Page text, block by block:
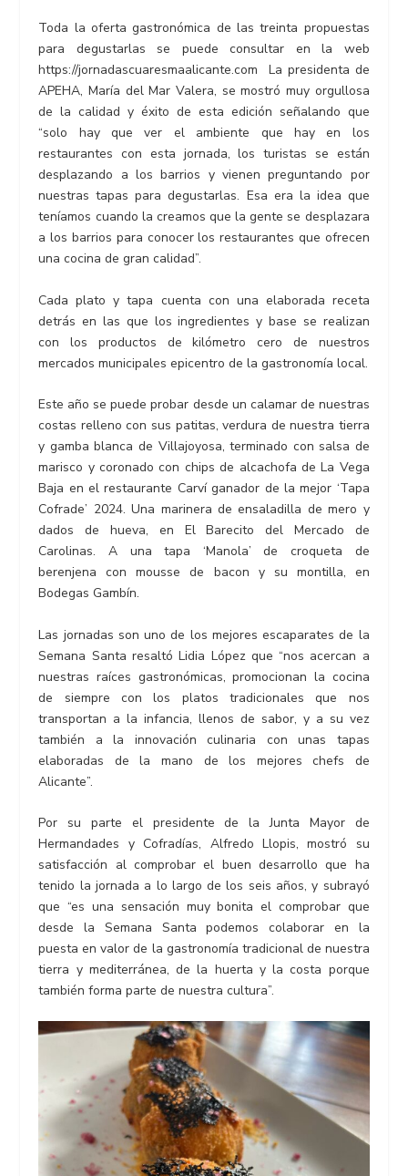
Toda la oferta gastronómica de las treinta propuestas
para degustarlas se puede consultar en la web
https://jornadascuaresmaalicante.com La presidenta de
APEHA, María del Mar Valera, se mostró muy orgullosa
de la calidad y éxito de esta edición señalando que
“solo hay que ver el ambiente que hay en los
restaurantes con esta jornada, los turistas se están
desplazando a los barrios y vienen preguntando por
nuestras tapas para degustarlas. Esa era la idea que
teníamos cuando la creamos que la gente se desplazara
a los barrios para conocer los restaurantes que ofrecen
una cocina de gran calidad”.
Cada plato y tapa cuenta con una elaborada receta
detrás en las que los ingredientes y base se realizan
con los productos de kilómetro cero de nuestros
mercados municipales epicentro de la gastronomía local.
Este año se puede probar desde un calamar de nuestras
costas relleno con sus patitas, verdura de nuestra tierra
y gamba blanca de Villajoyosa, terminado con salsa de
marisco y coronado con chips de alcachofa de La Vega
Baja en el restaurante Carví ganador de la mejor ‘Tapa
Cofrade’ 2024. Una marinera de ensaladilla de mero y
dados de hueva, en El Barecito del Mercado de
Carolinas. A una tapa ‘Manola’ de croqueta de
berenjena con mousse de bacon y su montilla, en
Bodegas Gambín.
Las jornadas son uno de los mejores escaparates de la
Semana Santa resaltó Lidia López que “nos acercan a
nuestras raíces gastronómicas, promocionan la cocina
de siempre con los platos tradicionales que nos
transportan a la infancia, llenos de sabor, y a su vez
también a la innovación culinaria con unas tapas
elaboradas de la mano de los mejores chefs de
Alicante”.
Por su parte el presidente de la Junta Mayor de
Hermandades y Cofradías, Alfredo Llopis, mostró su
satisfacción al comprobar el buen desarrollo que ha
tenido la jornada a lo largo de los seis años, y subrayó
que “es una sensación muy bonita el comprobar que
desde la Semana Santa podemos colaborar en la
puesta en valor de la gastronomía tradicional de nuestra
tierra y mediterránea, de la huerta y la costa porque
también forma parte de nuestra cultura”.